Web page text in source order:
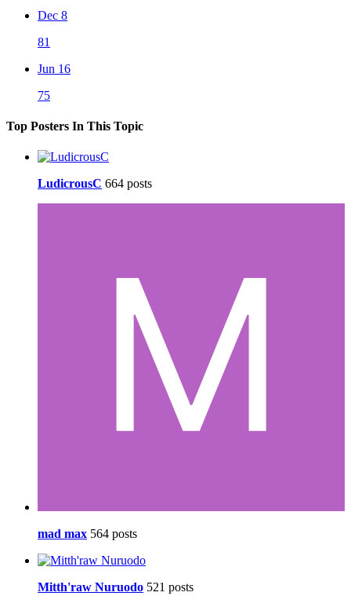
Dec 8
81
Jun 16
75
Top Posters In This Topic
LudicrousC 664 posts
mad max 564 posts
Mitth'raw Nuruodo 521 posts